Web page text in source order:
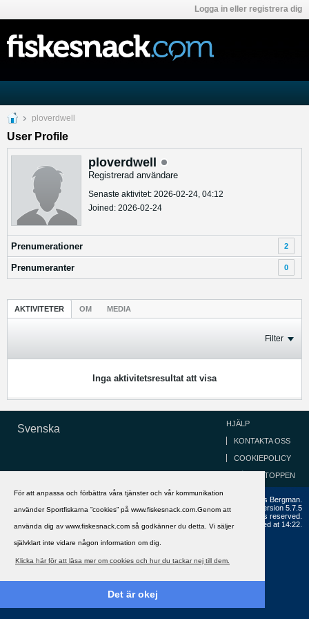
För att anpassa och förbättra våra tjänster och vår kommunikation
använder Sportfiskarna ”cookies” på www.fiskesnack.com.Genom att
använda dig av www.fiskesnack.com så godkänner du detta. Vi säljer
självklart inte vidare någon information om dig.
Klicka här för att läsa mer om cookies och hur du tackar nej till dem.
Det är okej
Logga in eller registrera dig
ploverdwell
User Profile
ploverdwell
Registrerad användare
Senaste aktivitet: 2026-02-24, 04:12
Joined: 2026-02-24
Prenumerationer 2
Prenumeranter 0
AKTIVITETER OM MEDIA
Filter
Inga aktivitetsresultat att visa
Svenska HJÄLP
KONTAKTA OSS
COOKIEPOLICY
GÅ TILL TOPPEN
Copyright ©2002 - 2021, FiskeSnack.com. Grundad 2002 av Anders Bergman.
Powered byvBulletin®
Version 5.7.5
Copyright © 2026 MH Sub I, LLC dba vBulletin. All rights reserved.
All times are GMT+1. This page was generated at 14:22.